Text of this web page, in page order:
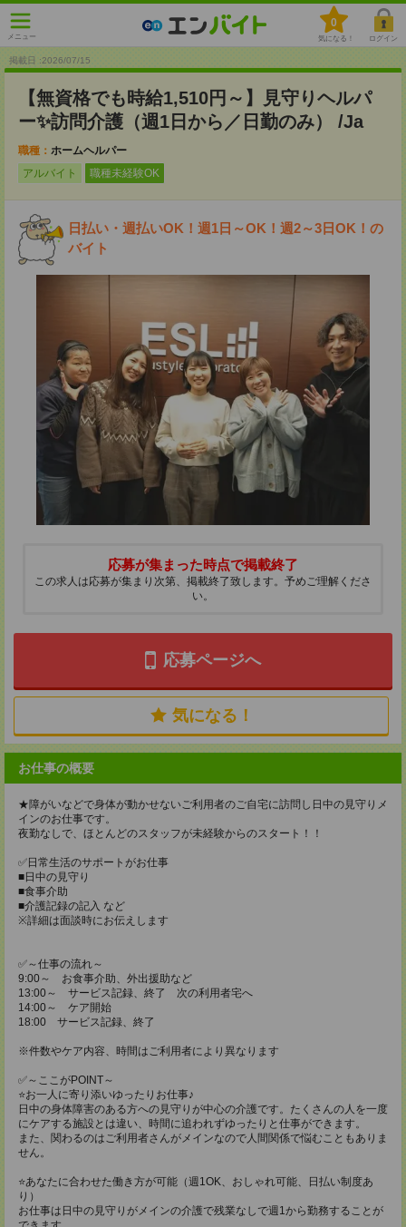
メニュー
0
気になる！ ログイン
掲載日 :2026/07/15
【無資格でも時給1,510円～】見守りヘルパ
ー✨訪問介護（週1日から／日勤のみ） /Ja
職種： ホームヘルパー
アルバイト
職種未経験OK
日払い・週払いOK！週1日～OK！週2～3日OK！の
バイト
応募が集まった時点で掲載終了
この求人は応募が集まり次第、掲載終了致します。予めご理解くださ
い。
応募ページへ
気になる！
お仕事の概要
★障がいなどで身体が動かせないご利用者のご自宅に訪問し日中の見守りメ
インのお仕事です。
夜勤なしで、ほとんどのスタッフが未経験からのスタート！！
✅日常生活のサポートがお仕事
■日中の見守り
■食事介助
■介護記録の記入 など
※詳細は面談時にお伝えします
✅～仕事の流れ～
9:00～ お食事介助、外出援助など
13:00～ サービス記録、終了 次の利用者宅へ
14:00～ ケア開始
18:00 サービス記録、終了
※件数やケア内容、時間はご利用者により異なります
✅～ここがPOINT～
⭐️お一人に寄り添いゆったりお仕事♪
日中の身体障害のある方への見守りが中心の介護です。たくさんの人を一度
にケアする施設とは違い、時間に追われずゆったりと仕事ができます。
また、関わるのはご利用者さんがメインなので人間関係で悩むこともありま
せん。
⭐️あなたに合わせた働き方が可能（週1OK、おしゃれ可能、日払い制度あ
り）
お仕事は日中の見守りがメインの介護で残業なしで週1から勤務することが